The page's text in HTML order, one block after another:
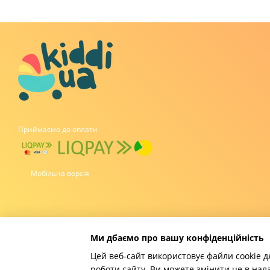
Приймаємо до оплати
Мобільна версія
Ми дбаємо про вашу конфіденційність
Цей веб-сайт використовує файли cookie